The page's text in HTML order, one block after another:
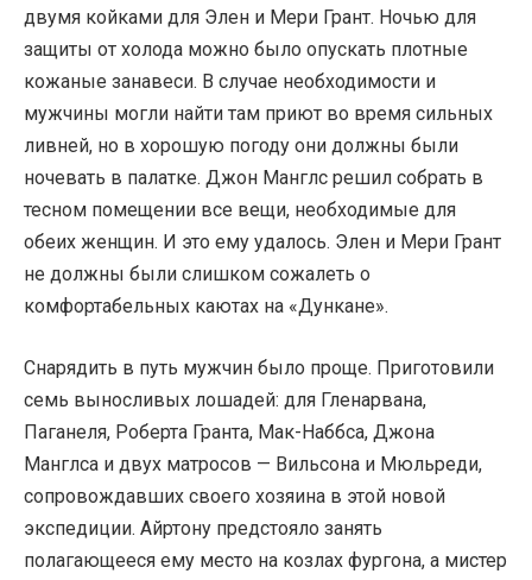
двумя койками для Элен и Мери Грант. Ночью для
защиты от холода можно было опускать плотные
кожаные занавеси. В случае необходимости и
мужчины могли найти там приют во время сильных
ливней, но в хорошую погоду они должны были
ночевать в палатке. Джон Манглс решил собрать в
тесном помещении все вещи, необходимые для
обеих женщин. И это ему удалось. Элен и Мери Грант
не должны были слишком сожалеть о
комфортабельных каютах на «Дункане».
Снарядить в путь мужчин было проще. Приготовили
семь выносливых лошадей: для Гленарвана,
Паганеля, Роберта Гранта, Мак-Наббса, Джона
Манглса и двух матросов — Вильсона и Мюльреди,
сопровождавших своего хозяина в этой новой
экспедиции. Айртону предстояло занять
полагающееся ему место на козлах фургона, а мистер